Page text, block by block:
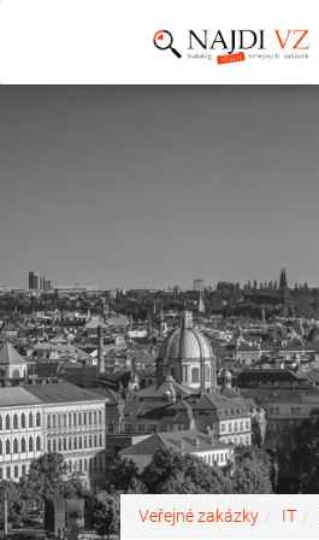
Veřejné zakázky IT